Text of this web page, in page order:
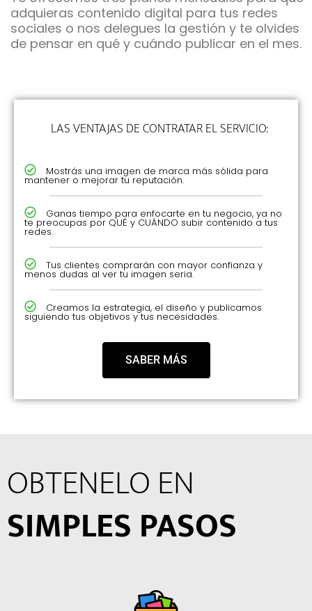
adquieras contenido digital para tus redes
sociales o nos delegues la gestión y te olvides
de pensar en qué y cuándo publicar en el mes.
LAS VENTAJAS DE CONTRATAR EL SERVICIO:
Mostrás una imagen de marca más sólida para
mantener o mejorar tu reputación.
Ganas tiempo para enfocarte en tu negocio, ya no
te preocupas por QUÉ y CUÁNDO subir contenido a tus
redes.
Tus clientes comprarán con mayor confianza y
menos dudas al ver tu imagen seria.
Creamos la estrategia, el diseño y publicamos
siguiendo tus objetivos y tus necesidades.
SABER MÁS
OBTENELO EN
SIMPLES PASOS